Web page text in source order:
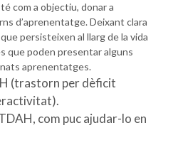
com a objectiu, donar a
d’aprenentatge. Deixant clara
persisteixen al llarg de la vida
que poden presentar alguns
aprenentatges.
(trastorn per dèficit
com puc ajudar-lo en